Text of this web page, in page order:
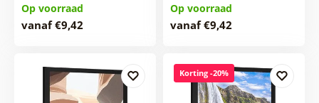
Op voorraad
vanaf €9,42
Op voorraad
vanaf €9,42
Korting -20%